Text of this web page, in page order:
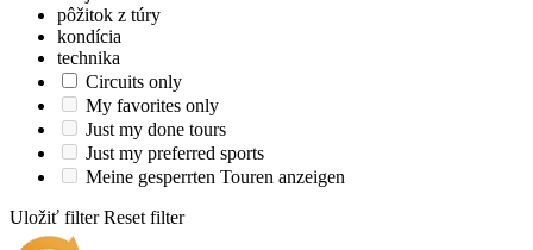
pôžitok z túry
kondícia
technika
Circuits only
My favorites only
Just my done tours
Just my preferred sports
Meine gesperrten Touren anzeigen
Uložiť filter Reset filter